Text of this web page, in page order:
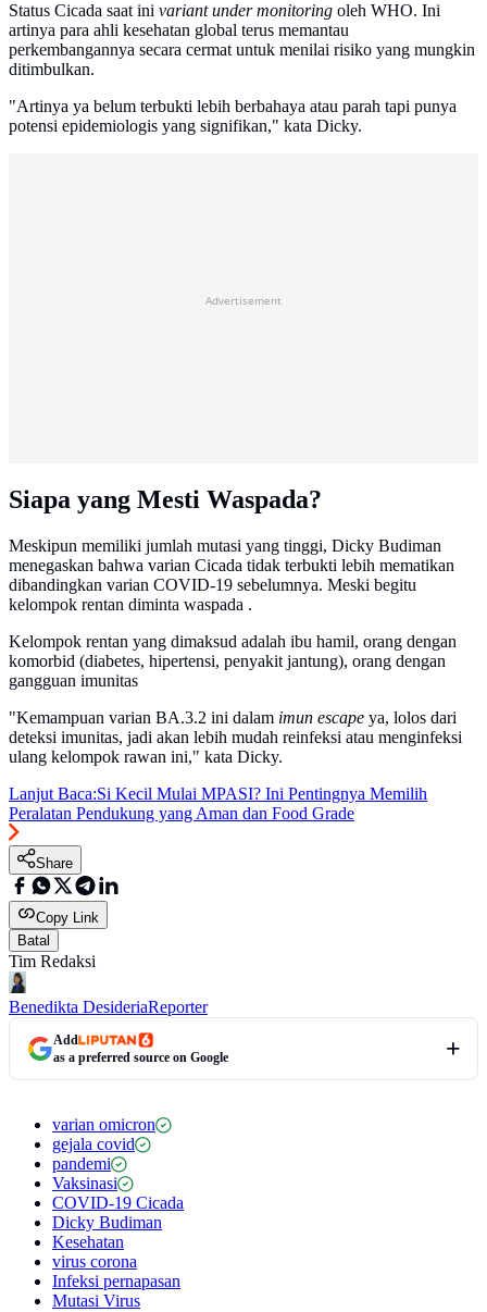
Status Cicada saat ini variant under monitoring oleh WHO. Ini
artinya para ahli kesehatan global terus memantau
perkembangannya secara cermat untuk menilai risiko yang mungkin
ditimbulkan.
"Artinya ya belum terbukti lebih berbahaya atau parah tapi punya
potensi epidemiologis yang signifikan," kata Dicky.
Advertisement
Siapa yang Mesti Waspada?
Meskipun memiliki jumlah mutasi yang tinggi, Dicky Budiman
menegaskan bahwa varian Cicada tidak terbukti lebih mematikan
dibandingkan varian COVID-19 sebelumnya. Meski begitu
kelompok rentan diminta waspada .
Kelompok rentan yang dimaksud adalah ibu hamil, orang dengan
komorbid (diabetes, hipertensi, penyakit jantung), orang dengan
gangguan imunitas
"Kemampuan varian BA.3.2 ini dalam imun escape ya, lolos dari
deteksi imunitas, jadi akan lebih mudah reinfeksi atau menginfeksi
ulang kelompok rawan ini," kata Dicky.
Lanjut Baca:Si Kecil Mulai MPASI? Ini Pentingnya Memilih
Peralatan Pendukung yang Aman dan Food Grade
Share
Copy Link
Batal
Tim Redaksi
Benedikta DesideriaReporter
Add
as a preferred source on Google
varian omicron
gejala covid
pandemi
Vaksinasi
COVID-19 Cicada
Dicky Budiman
Kesehatan
virus corona
Infeksi pernapasan
Mutasi Virus